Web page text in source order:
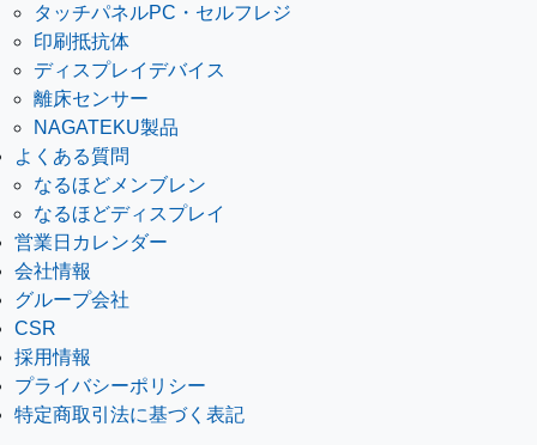
タッチパネルPC・セルフレジ
印刷抵抗体
ディスプレイデバイス
離床センサー
NAGATEKU製品
よくある質問
なるほどメンブレン
なるほどディスプレイ
営業日カレンダー
会社情報
グループ会社
CSR
採用情報
プライバシーポリシー
特定商取引法に基づく表記